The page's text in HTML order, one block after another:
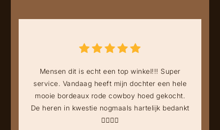
Mensen dit is echt een top winkel!!! Super
service. Vandaag heeft mijn dochter een hele
mooie bordeaux rode cowboy hoed gekocht.
De heren in kwestie nogmaals hartelijk bedankt
👍🏻👍🏻